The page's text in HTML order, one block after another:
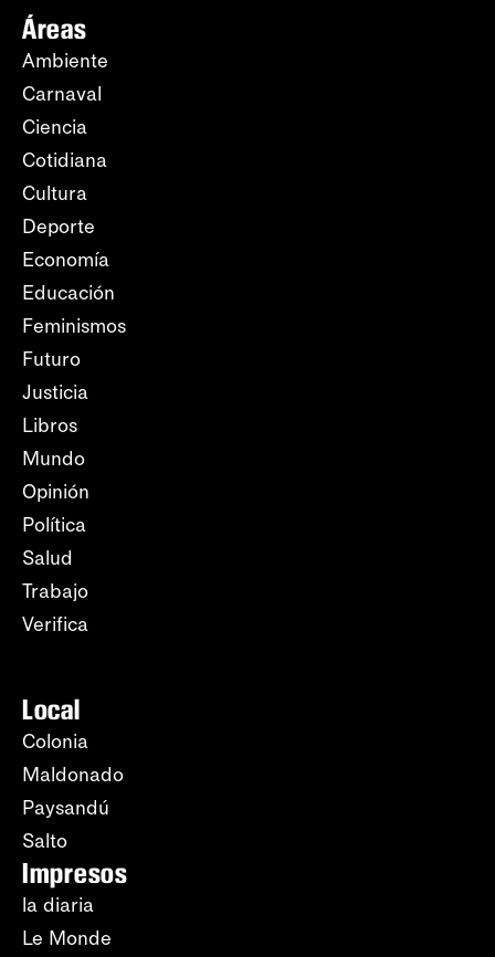
Áreas
Ambiente
Carnaval
Ciencia
Cotidiana
Cultura
Deporte
Economía
Educación
Feminismos
Futuro
Justicia
Libros
Mundo
Opinión
Política
Salud
Trabajo
Verifica
Local
Colonia
Maldonado
Paysandú
Salto
Impresos
la diaria
Le Monde